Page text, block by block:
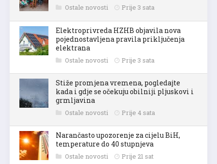
Ostale novosti Prije 3 sata
Elektroprivreda HZHB objavila nova
pojednostavljena pravila priključenja
elektrana
Ostale novosti Prije 3 sata
Stiže promjena vremena, pogledajte
kada i gdje se očekuju obilniji pljuskovi i
grmljavina
Ostale novosti Prije 4 sata
Narančasto upozorenje za cijelu BiH,
temperature do 40 stupnjeva
Ostale novosti Prije 21 sat